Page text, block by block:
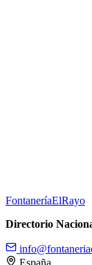
FontaneríaElRayo
Directorio